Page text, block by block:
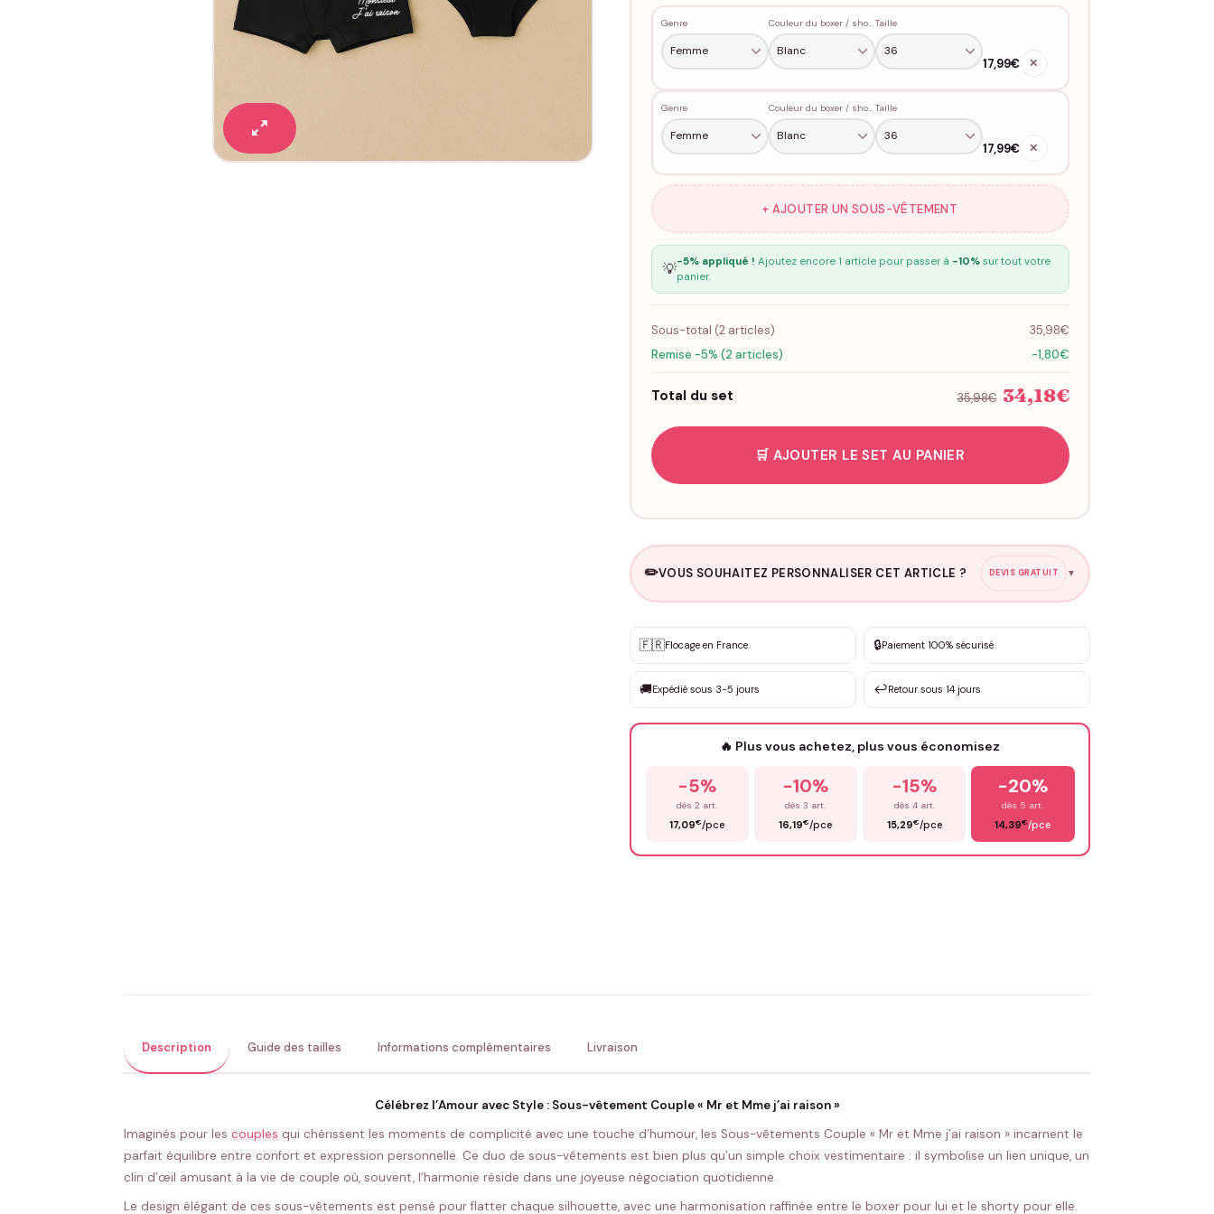
Genre Couleur du boxer / shorty Taille
17,99€ ✕
Genre Couleur du boxer / shorty Taille
17,99€ ✕
+ AJOUTER UN SOUS-VÊTEMENT
💡-5% appliqué ! Ajoutez encore 1 article pour passer à -10%sur tout votre
panier.
Sous-total (2articles)
35,98€
Remise -5% (2 articles)
-1,80€
Total du set 35,98€ 34,18€
🛒 AJOUTER LE SET AU PANIER
✏️VOUS SOUHAITEZ PERSONNALISER CET ARTICLE ? DEVIS GRATUIT ▼
✨ Personnalisation sur mesure
DEVIS GRATUIT · Personnalisation de 3 à 10€ selon la demande
Que souhaitez-vous ?
🇫🇷Flocage en France 🔒Paiement 100% sécurisé
🚚Expédié sous 3-5 jours ↩️Retour sous 14 jours
🔥 Plus vous achetez, plus vous économisez
-5%
dès 2 art.
17,09€/pce
-10%
dès 3 art.
16,19€/pce
-15%
dès 4 art.
15,29€/pce
-20%
dès 5 art.
14,39€/pce
Description Guide des tailles Informations complémentaires Livraison
Célébrez l’Amour avec Style : Sous-vêtement Couple « Mr et Mme j’ai raison »
Imaginés pour les couples qui chérissent les moments de complicité avec une touche d’humour, les Sous-vêtements Couple « Mr et Mme j’ai raison » incarnent le
parfait équilibre entre confort et expression personnelle. Ce duo de sous-vêtements est bien plus qu’un simple choix vestimentaire : il symbolise un lien unique, un
clin d’œil amusant à la vie de couple où, souvent, l’harmonie réside dans une joyeuse négociation quotidienne.
Le design élégant de ces sous-vêtements est pensé pour flatter chaque silhouette, avec une harmonisation raffinée entre le boxer pour lui et le shorty pour elle.